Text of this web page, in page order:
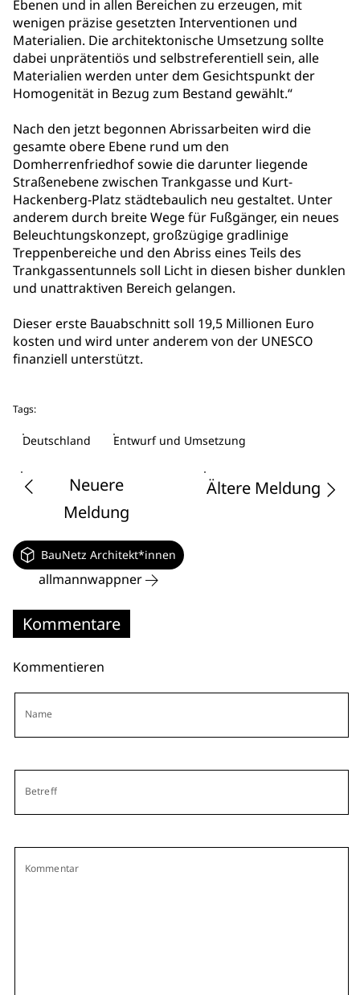
Ebenen und in allen Bereichen zu erzeugen, mit
wenigen präzise gesetzten Interventionen und
Materialien. Die architektonische Umsetzung sollte
dabei unprätentiös und selbstreferentiell sein, alle
Materialien werden unter dem Gesichtspunkt der
Homogenität in Bezug zum Bestand gewählt.“
Nach den jetzt begonnen Abrissarbeiten wird die
gesamte obere Ebene rund um den
Domherrenfriedhof sowie die darunter liegende
Straßenebene zwischen Trankgasse und Kurt-
Hackenberg-Platz städtebaulich neu gestaltet. Unter
anderem durch breite Wege für Fußgänger, ein neues
Beleuchtungskonzept, großzügige gradlinige
Treppenbereiche und den Abriss eines Teils des
Trankgassentunnels soll Licht in diesen bisher dunklen
und unattraktiven Bereich gelangen.
Dieser erste Bauabschnitt soll 19,5 Millionen Euro
kosten und wird unter anderem von der UNESCO
finanziell unterstützt.
Tags:
Deutschland Entwurf und Umsetzung
Neuere
Meldung
Ältere Meldung
BauNetz Architekt*innen
allmannwappner
Kommentare
Kommentieren
Name
Betreff
Kommentar